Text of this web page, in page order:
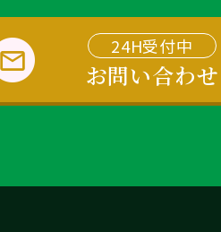
24H受付中
お問い合わせ